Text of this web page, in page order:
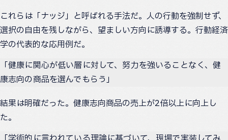
これらは「ナッジ」と呼ばれる手法だ。人の行動を強制せず、
選択の自由を残しながら、望ましい方向に誘導する。行動経済
学の代表的な応用例だ。
「健康に関心が低い層に対して、努力を強いることなく、健
康志向の商品を選んでもらう」
結果は明確だった。健康志向商品の売上が2倍以上に向上し
た。